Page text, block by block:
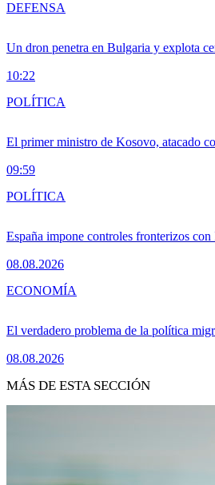
Un dron penetra en Bulgaria y explota
10:22
DEFENSA
El primer ministro de Kosovo, atacado
09:59
POLÍTICA
España impone controles fronterizos
08.08.2026
POLÍTICA
El verdadero problema de la política
08.08.2026
ECONOMÍA
MÁS DE ESTA SECCIÓN